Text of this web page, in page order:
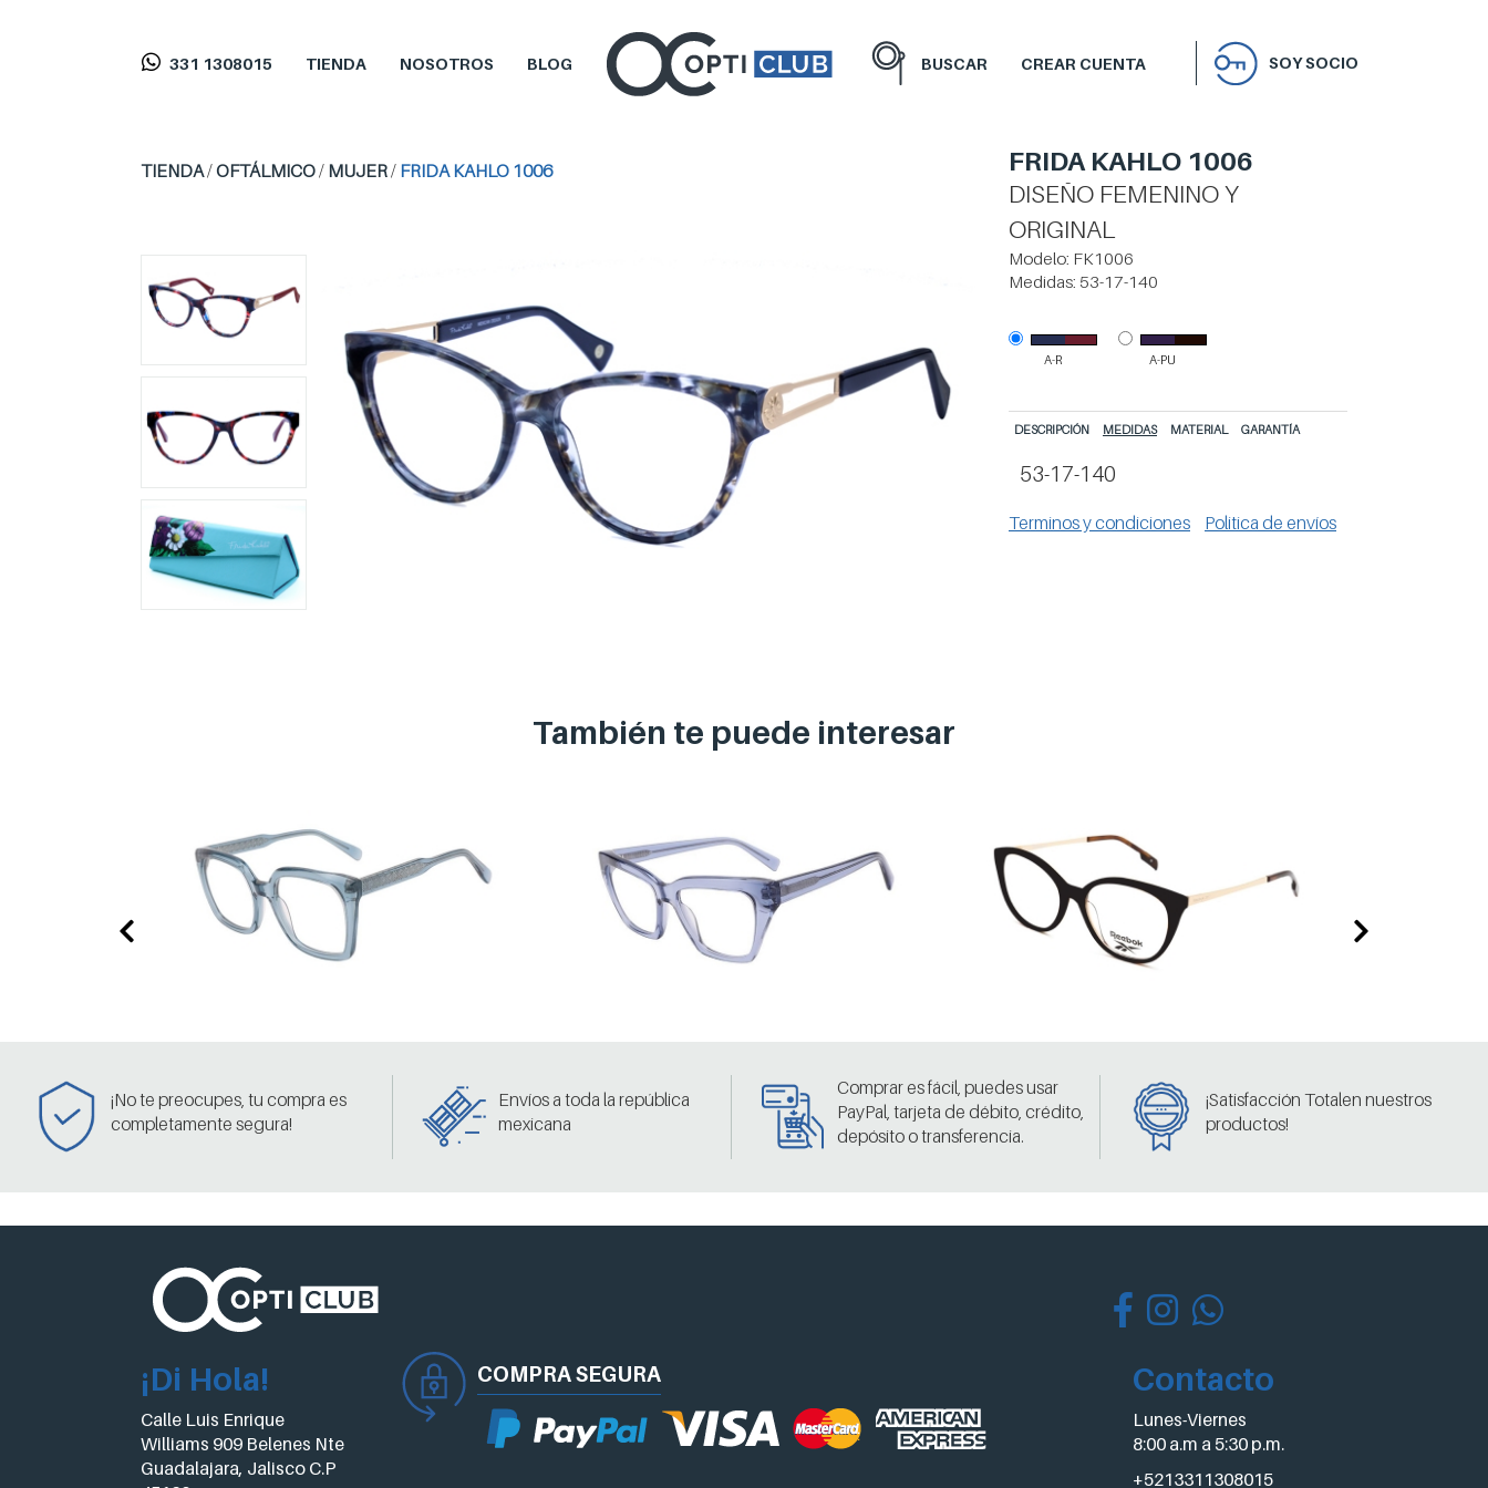
331 1308015 TIENDA NOSOTROS BLOG BUSCAR CREAR CUENTA SOY SOCIO
TIENDA/OFTÁLMICO/ MUJER/ FRIDA KAHLO 1006 FRIDA KAHLO 1006
DISEÑO FEMENINO Y
ORIGINAL
Modelo: FK1006
Medidas: 53-17-140
A-R A-PU
DESCRIPCIÓN MEDIDAS MATERIAL GARANTÍA
53-17-140
Terminos y condiciones Politica de envíos
También te puede interesar
¡No te preocupes, tu compra es
completamente segura!
Envíos a toda la república
mexicana
Comprar es fácil, puedes usar
PayPal, tarjeta de débito, crédito,
depósito o transferencia.
¡Satisfacción Totalen nuestros
productos!
¡Di Hola!
Calle Luis Enrique
Williams 909 Belenes Nte
Guadalajara, Jalisco C.P
COMPRASEGURA Contacto
Lunes-Viernes
8:00 a.m a 5:30 p.m.
+5213311308015